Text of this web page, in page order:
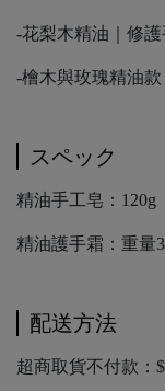
-花梨木精油｜修
-檜木與玫瑰精油
スペック
精油手工皂：120g
精油護手霜：重量
配送方法
超商取貨不付款：